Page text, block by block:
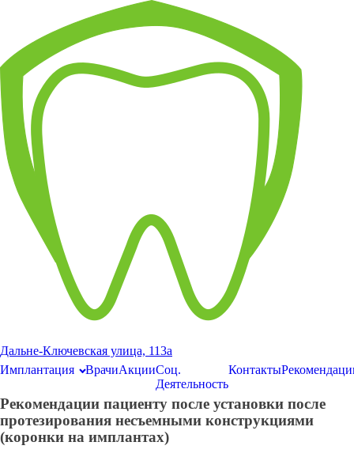
Дальне-Ключевская улица, 113а
Имплантация
ВрачиАкцииСоц.
Деятельность
Контакты
Рекомендации пациенту после установки после
протезирования несъемными конструкциями
(коронки на имплантах)